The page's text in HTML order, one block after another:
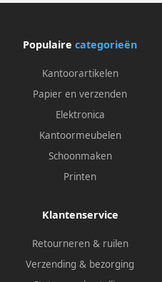
Populaire categorieën
Kantoorartikelen
Papier en verzenden
Elektronica
Kantoormeubelen
Schoonmaken
Printen
Klantenservice
Retourneren & ruilen
Verzending & bezorging